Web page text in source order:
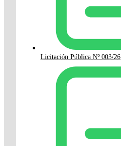
Licitación Pública Nº 003/26